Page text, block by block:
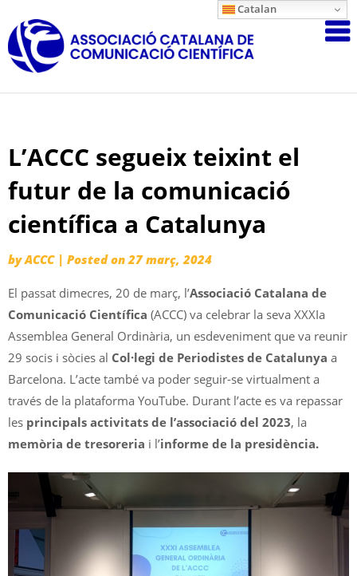
to
content
Associació
L’ACCC segueix teixint el
futur de la comunicació
científica a Catalunya
byACCC | Posted on 27 març, 2024
El passat dimecres, 20 de març, l’Associació Catalana de
Comunicació Científica (ACCC) va celebrar la seva XXXIa
Assemblea General Ordinària, un esdeveniment que va reunir
29 socis i sòcies al Col·legi de Periodistes de Catalunya a
Barcelona. L’acte també va poder seguir-se virtualment a
través de la plataforma YouTube. Durant l’acte es va repassar
les principals activitats de l’associació del 2023, la
memòria de tresoreria i l’informe de la presidència.
Catalan